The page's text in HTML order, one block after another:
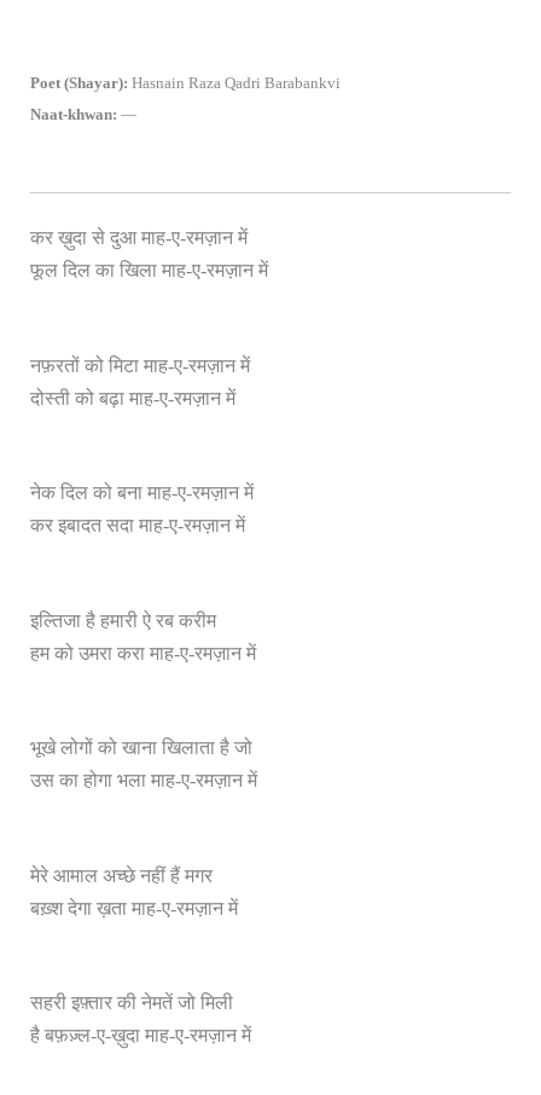
Poet (Shayar): Hasnain Raza Qadri Barabankvi
Naat-khwan: —
कर ख़ुदा से दुआ माह-ए-रमज़ान में
फूल दिल का खिला माह-ए-रमज़ान में
नफ़रतों को मिटा माह-ए-रमज़ान में
दोस्ती को बढ़ा माह-ए-रमज़ान में
नेक दिल को बना माह-ए-रमज़ान में
कर इबादत सदा माह-ए-रमज़ान में
इल्तिजा है हमारी ऐ रब करीम
हम को उमरा करा माह-ए-रमज़ान में
भूखे लोगों को खाना खिलाता है जो
उस का होगा भला माह-ए-रमज़ान में
मेरे आमाल अच्छे नहीं हैं मगर
बख़्श देगा ख़ता माह-ए-रमज़ान में
सहरी इफ़्तार की नेमतें जो मिली
है बफ़ज़्ल-ए-ख़ुदा माह-ए-रमज़ान में